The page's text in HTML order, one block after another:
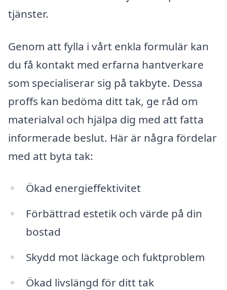
tjänster.
Genom att fylla i vårt enkla formulär kan
du få kontakt med erfarna hantverkare
som specialiserar sig på takbyte. Dessa
proffs kan bedöma ditt tak, ge råd om
materialval och hjälpa dig med att fatta
informerade beslut. Här är några fördelar
med att byta tak:
Ökad energieffektivitet
Förbättrad estetik och värde på din
bostad
Skydd mot läckage och fuktproblem
Ökad livslängd för ditt tak